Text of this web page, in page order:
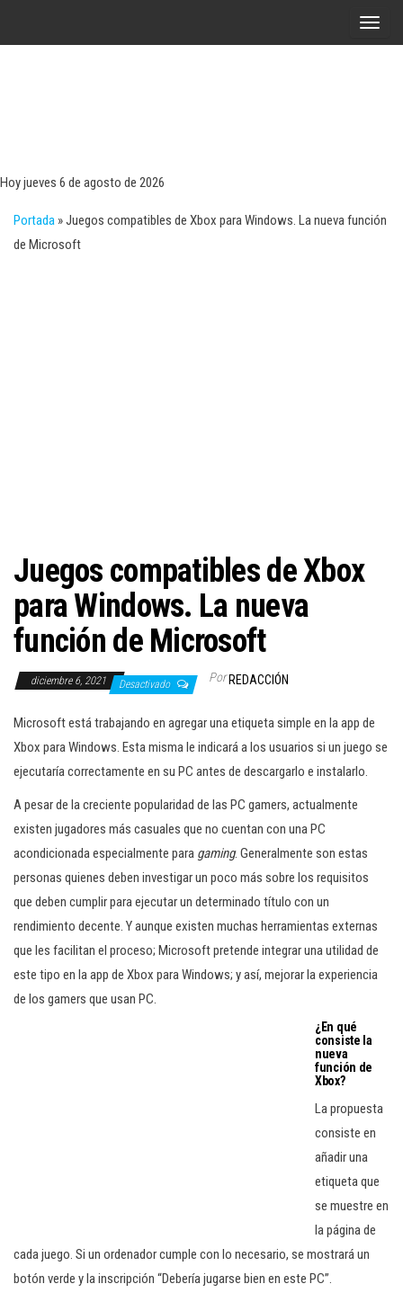
A
l
Hoy jueves 6 de agosto de 2026
Portada »Juegos compatibles de Xbox para Windows. La nueva función
de Microsoft
Juegos compatibles de Xbox
para Windows. La nueva
función de Microsoft
diciembre 6, 2021 Desactivado Por REDACCIÓN
Microsoft está trabajando en agregar una etiqueta simple en la app de
Xbox para Windows. Esta misma le indicará a los usuarios si un juego se
ejecutaría correctamente en su PC antes de descargarlo e instalarlo.
A pesar de la creciente popularidad de las PC gamers, actualmente
existen jugadores más casuales que no cuentan con una PC
acondicionada especialmente para gaming. Generalmente son estas
personas quienes deben investigar un poco más sobre los requisitos
que deben cumplir para ejecutar un determinado título con un
rendimiento decente. Y aunque existen muchas herramientas externas
que les facilitan el proceso; Microsoft pretende integrar una utilidad de
este tipo en la app de Xbox para Windows; y así, mejorar la experiencia
de los gamers que usan PC.
¿En qué
consiste la
nueva
función de
Xbox?
La propuesta
consiste en
añadir una
etiqueta que
se muestre en
la página de
cada juego. Si un ordenador cumple con lo necesario, se mostrará un
botón verde y la inscripción “Debería jugarse bien en este PC”.